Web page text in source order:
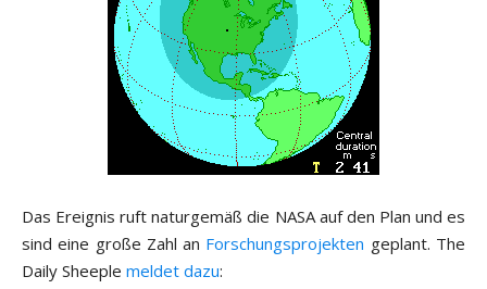
Das Ereignis ruft naturgemäß die NASA auf den Plan und es
sind eine große Zahl an Forschungsprojekten geplant. The
Daily Sheeple meldet dazu: